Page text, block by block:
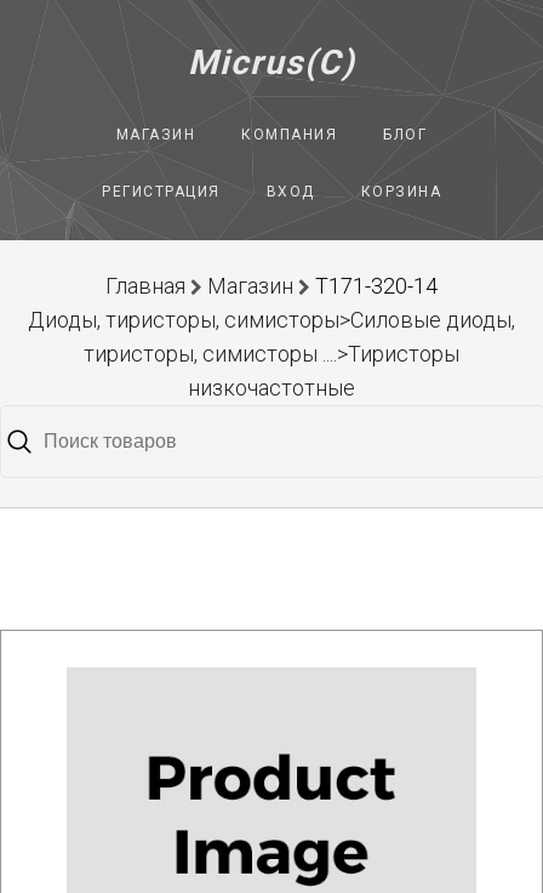
Micrus(C)
МАГАЗИН КОМПАНИЯ БЛОГ
РЕГИСТРАЦИЯ ВХОД КОРЗИНА
Главная Магазин
Т171-320-14
Диоды, тиристоры, симисторы>Силовые диоды,
тиристоры, симисторы ....>Тиристоры
низкочастотные